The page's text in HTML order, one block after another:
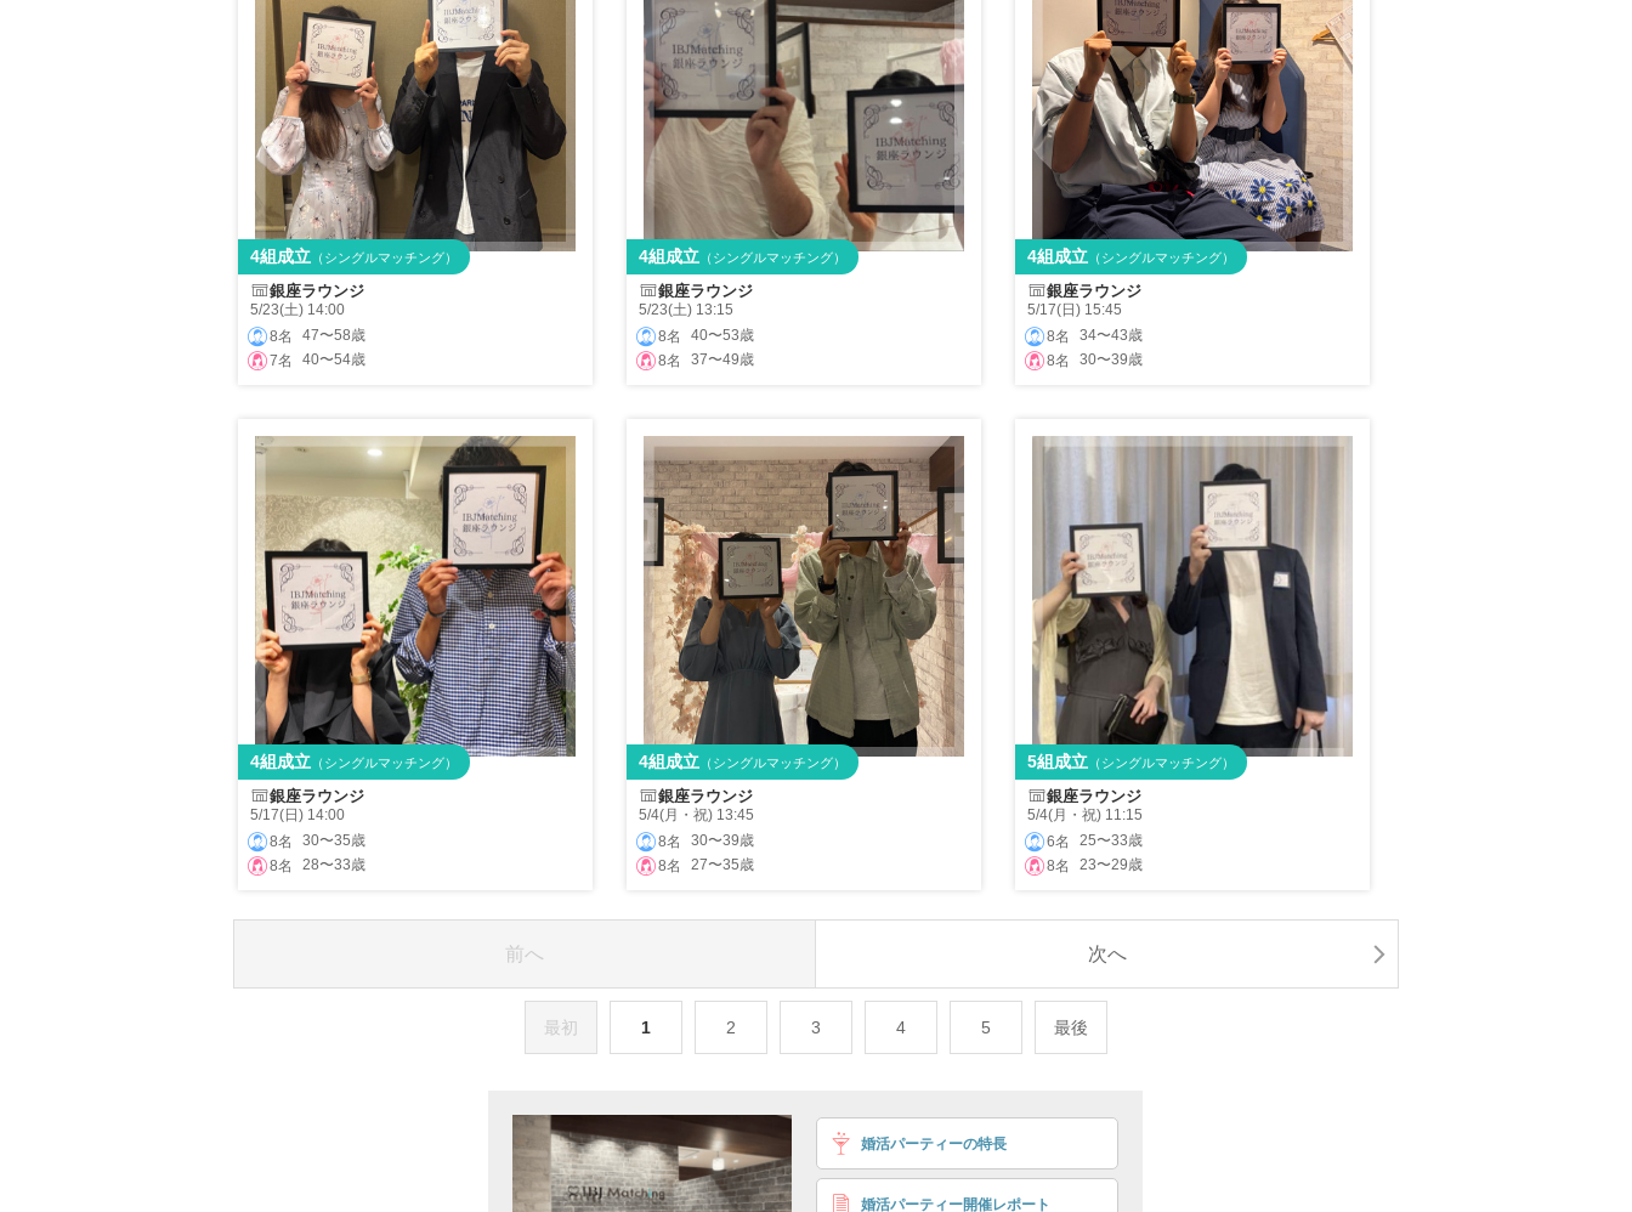
銀座ラウンジ
5/23(土) 14:00
8名
47〜58歳
7名
40〜54歳
4組成立 （シングルマッチング）
銀座ラウンジ
5/23(土) 13:15
8名
40〜53歳
8名
37〜49歳
4組成立（シングルマッチング）
銀座ラウンジ
5/17(日) 15:45
8名
34〜43歳
8名
30〜39歳
4組成立（シングルマッチング）
銀座ラウンジ
5/17(日) 14:00
8名
30〜35歳
8名
28〜33歳
4組成立 （シングルマッチング）
銀座ラウンジ
5/4(月・祝) 13:45
8名
30〜39歳
8名
27〜35歳
4組成立（シングルマッチング）
銀座ラウンジ
5/4(月・祝) 11:15
6名
25〜33歳
8名
23〜29歳
5組成立（シングルマッチング）
前へ 次へ
最初 1 2 3 4 5 最後
婚活パーティーの特長
婚活パーティー開催レポート